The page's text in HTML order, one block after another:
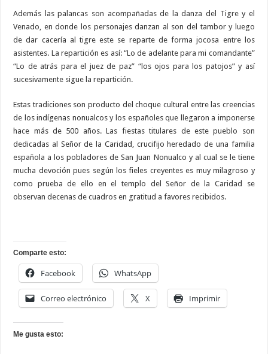
Además las palancas son acompañadas de la danza del Tigre y el
Venado, en donde los personajes danzan al son del tambor y luego
de dar cacería al tigre este se reparte de forma jocosa entre los
asistentes. La repartición es así: “Lo de adelante para mi comandante”
“Lo de atrás para el juez de paz” “los ojos para los patojos” y así
sucesivamente sigue la repartición.
Estas tradiciones son producto del choque cultural entre las creencias
de los indígenas nonualcos y los españoles que llegaron a imponerse
hace más de 500 años. Las fiestas titulares de este pueblo son
dedicadas al Señor de la Caridad, crucifijo heredado de una familia
española a los pobladores de San Juan Nonualco y al cual se le tiene
mucha devoción pues según los fieles creyentes es muy milagroso y
como prueba de ello en el templo del Señor de la Caridad se
observan decenas de cuadros en gratitud a favores recibidos.
Comparte esto:
Facebook WhatsApp
Correo electrónico X Imprimir
Me gusta esto: